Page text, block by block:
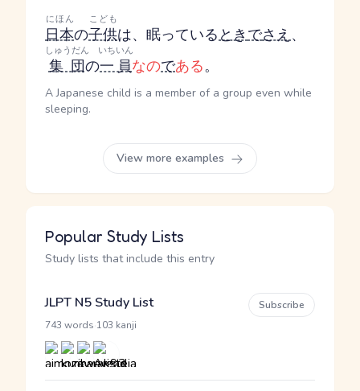
日本
にほん
の子供
こども
は、眠っているときでさえ、
集団
しゅうだん
の一員
いちいん
なのである。
A Japanese child is a member of a group even while
sleeping.
View more examples
Popular Study Lists
Study lists that include this entry
JLPT N5 Study List
743 words 103 kanji
Subscribe